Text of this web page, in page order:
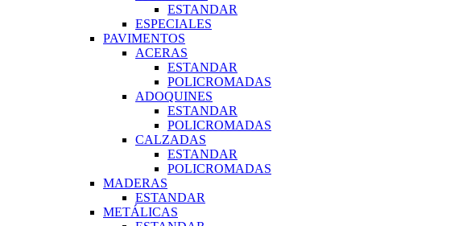
ESTANDAR
ESPECIALES
PAVIMENTOS
ACERAS
ESTANDAR
POLICROMADAS
ADOQUINES
ESTANDAR
POLICROMADAS
CALZADAS
ESTANDAR
POLICROMADAS
MADERAS
ESTANDAR
METÁLICAS